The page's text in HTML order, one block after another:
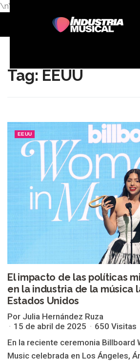
\n\n
Tag: EEUU
EEUU
El impacto de las políticas
en la industria de la música
Estados Unidos
Por Julia Hernández Ruza
15 de abril de 2025
650 Visitas
En la reciente ceremonia Billboard
Music celebrada en Los Ángeles,